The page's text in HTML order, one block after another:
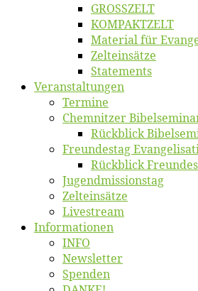
GROSSZELT
KOMPAKTZELT
Ma­te­ri­al für
Zelt­ein­sät­ze
State­ments
Ver­an­stal­tun­gen
Ter­mi­ne
Chemnit­zer
Rück­blick
Freun­des­tag
Rück­blick
Jugend­mis­sions­tag
Zelt­ein­sät­ze
Live­stream
Informatio­nen
INFO
News­let­ter
Spen­den